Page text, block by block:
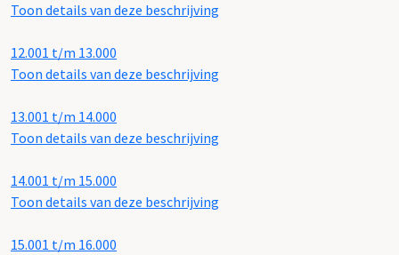
Toon details van deze beschrijving
12.001 t/m 13.000
Toon details van deze beschrijving
13.001 t/m 14.000
Toon details van deze beschrijving
14.001 t/m 15.000
Toon details van deze beschrijving
15.001 t/m 16.000